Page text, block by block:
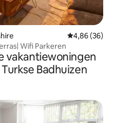
Gemiddelde
4,86 (36)
Wifi Parkeren
vakantiewoningen
Badhuizen